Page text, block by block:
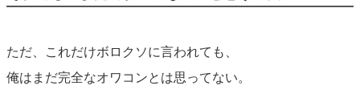
ただ、これだけボロクソに言われても、
俺はまだ完全なオワコンとは思ってない。